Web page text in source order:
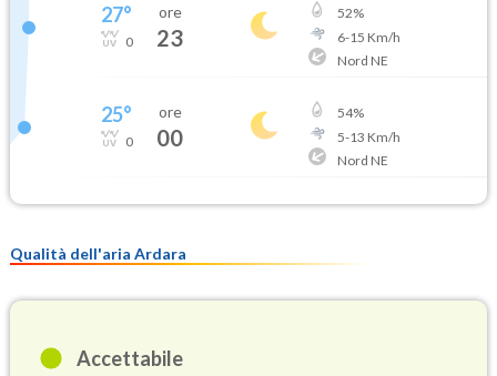
27°
0
ore
23
52%
6-15 Km/h
Nord NE
25°
0
ore
00
54%
5-13 Km/h
Nord NE
Qualità dell'aria Ardara
Accettabile